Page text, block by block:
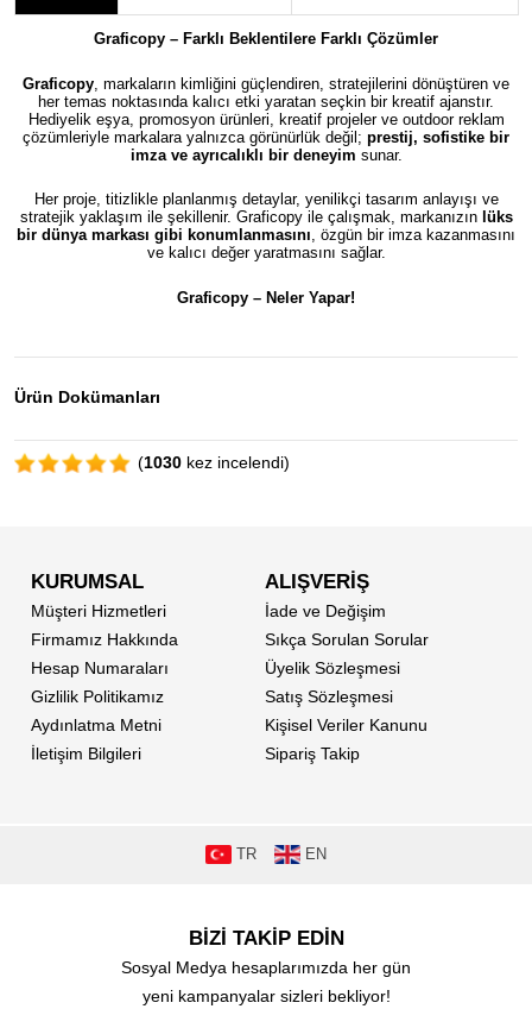
Graficopy – Farklı Beklentilere Farklı Çözümler
Graficopy , markaların kimliğini güçlendiren, stratejilerini dönüştüren ve
her temas noktasında kalıcı etki yaratan seçkin bir kreatif ajanstır.
Hediyelik eşya, promosyon ürünleri, kreatif projeler ve outdoor reklam
çözümleriyle markalara yalnızca görünürlük değil; prestij, sofistike bir
imza ve ayrıcalıklı bir deneyim sunar.
Her proje, titizlikle planlanmış detaylar, yenilikçi tasarım anlayışı ve
stratejik yaklaşım ile şekillenir. Graficopy ile çalışmak, markanızın lüks
bir dünya markası gibi konumlanmasını, özgün bir imza kazanmasını
ve kalıcı değer yaratmasını sağlar.
Graficopy – Neler Yapar!
Ürün Dokümanları
(1030 kez incelendi)
KURUMSAL
Müşteri Hizmetleri
Firmamız Hakkında
Hesap Numaraları
Gizlilik Politikamız
Aydınlatma Metni
İletişim Bilgileri
ALIŞVERİŞ
İade ve Değişim
Sıkça Sorulan Sorular
Üyelik Sözleşmesi
Satış Sözleşmesi
Kişisel Veriler Kanunu
Sipariş Takip
TR EN
BİZİ TAKİP EDİN
Sosyal Medya hesaplarımızda her gün
yeni kampanyalar sizleri bekliyor!